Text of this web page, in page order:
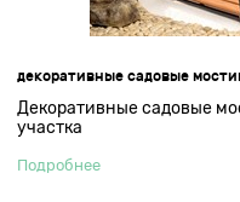
декоративные садовые
Декоративные садовые
участка
Подробнее